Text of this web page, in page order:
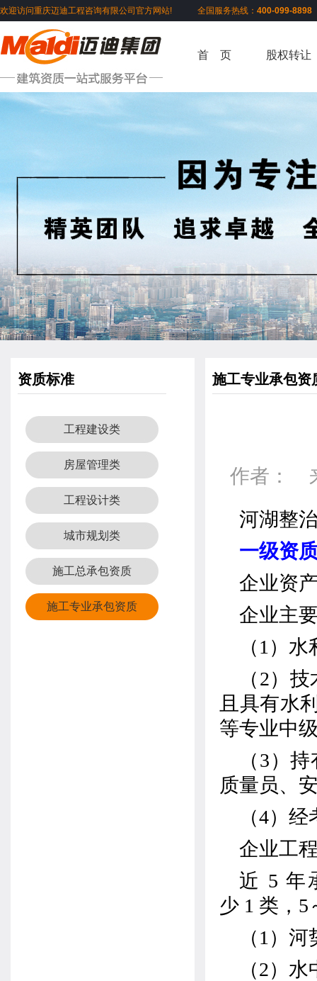
欢迎访问重庆迈迪工程咨询有限公司官方网站! 全国服务热线： 400-099-
首 页 股权转让
资质标准
工程建设类
房屋管理类
工程设计类
城市规划类
施工总承包资质
施工专业承包资质
施工专业承包资
作者：
河湖整
一级资
企业资
企业主
（1 ）水
（2）
且具有水
等专业中
（3）
质量员、
（4）经
企业工
近 5 年
少 1 类， 5
（1 ）河
（2）水